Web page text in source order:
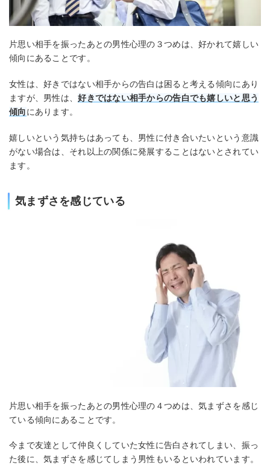
片思い相手を振ったあとの男性心理の３つめは、好かれて嬉しい
傾向にあることです。
女性は、好きではない相手からの告白は困ると考える傾向にあり
ますが、男性は、好きではない相手からの告白でも嬉しいと思う
傾向にあります。
嬉しいという気持ちはあっても、男性に付き合いたいという意識
がない場合は、それ以上の関係に発展することはないとされてい
ます。
気まずさを感じている
片思い相手を振ったあとの男性心理の４つめは、気まずさを感じ
ている傾向にあることです。
今まで友達として仲良くしていた女性に告白されてしまい、振っ
た後に、気まずさを感じてしまう男性もいるといわれています。